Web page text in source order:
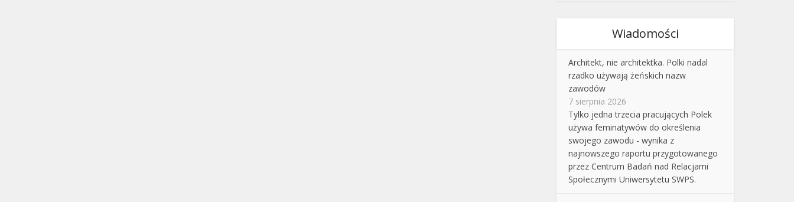
Wiadomości
Architekt, nie architektka. Polki nadal
rzadko używają żeńskich nazw
zawodów
7 sierpnia 2026
Tylko jedna trzecia pracujących Polek
używa feminatywów do określenia
swojego zawodu - wynika z
najnowszego raportu przygotowanego
przez Centrum Badań nad Relacjami
Społecznymi Uniwersytetu SWPS.